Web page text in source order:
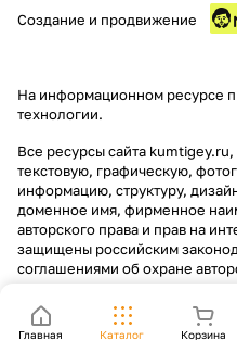
Главная Каталог Корзина
Создание и продвижение
На информационном ресурсе
технологии.
Все ресурсы сайта
текстовую, графическую,
информацию, структуру,
доменное имя, фирменное
авторского права и прав на
защищены российским
соглашениями об охране